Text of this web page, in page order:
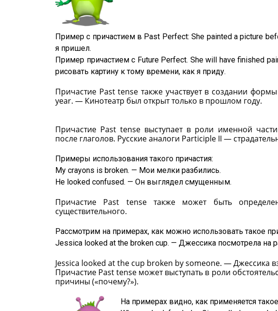
Пример с причастием в Past Perfect: She painted a picture
я пришел.
Пример причастием с Future Perfect. She will have finished
рисовать картину к тому времени, как я приду.
Причастие Past tense также участвует в создании
year. — Кинотеатр был открыт только в прошлом году.
Причастие Past tense выступает в роли именной
после глаголов. Русские аналоги Participle II —
Примеры использования такого причастия:
My crayons is broken. — Мои мелки разбились.
He looked confused. — Он выглядел смущенным.
Причастие Past tense также может быть
существительного.
Рассмотрим на примерах, как можно использовать такое
Jessica looked at the broken cup. — Джессика посмотрела на
Jessica looked at the cup broken by someone. — Джессика
Причастие Past tense может выступать в роли
причины («почему?»).
На примерах видно, как применяется